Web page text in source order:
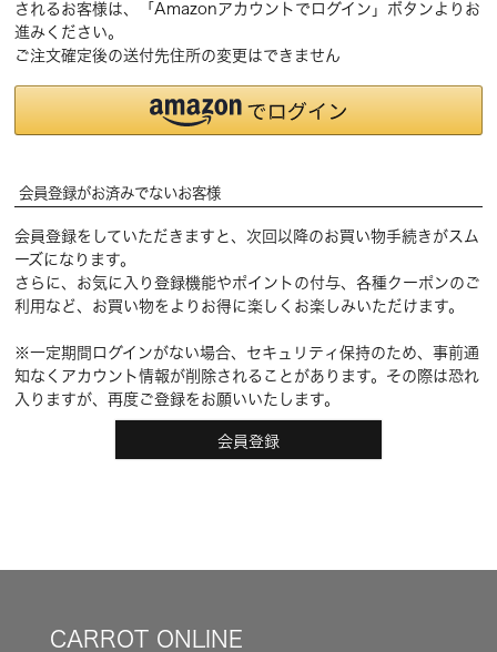
されるお客様は、「Amazonアカウントでログイン」ボタンよりお
進みください。
ご注文確定後の送付先住所の変更はできません
会員登録がお済みでないお客様
会員登録をしていただきますと、次回以降のお買い物手続きがスム
ーズになります。
さらに、お気に入り登録機能やポイントの付与、各種クーポンのご
利用など、お買い物をよりお得に楽しくお楽しみいただけます。
※一定期間ログインがない場合、セキュリティ保持のため、事前通
知なくアカウント情報が削除されることがあります。その際は恐れ
入りますが、再度ご登録をお願いいたします。
会員登録
CARROT ONLINE